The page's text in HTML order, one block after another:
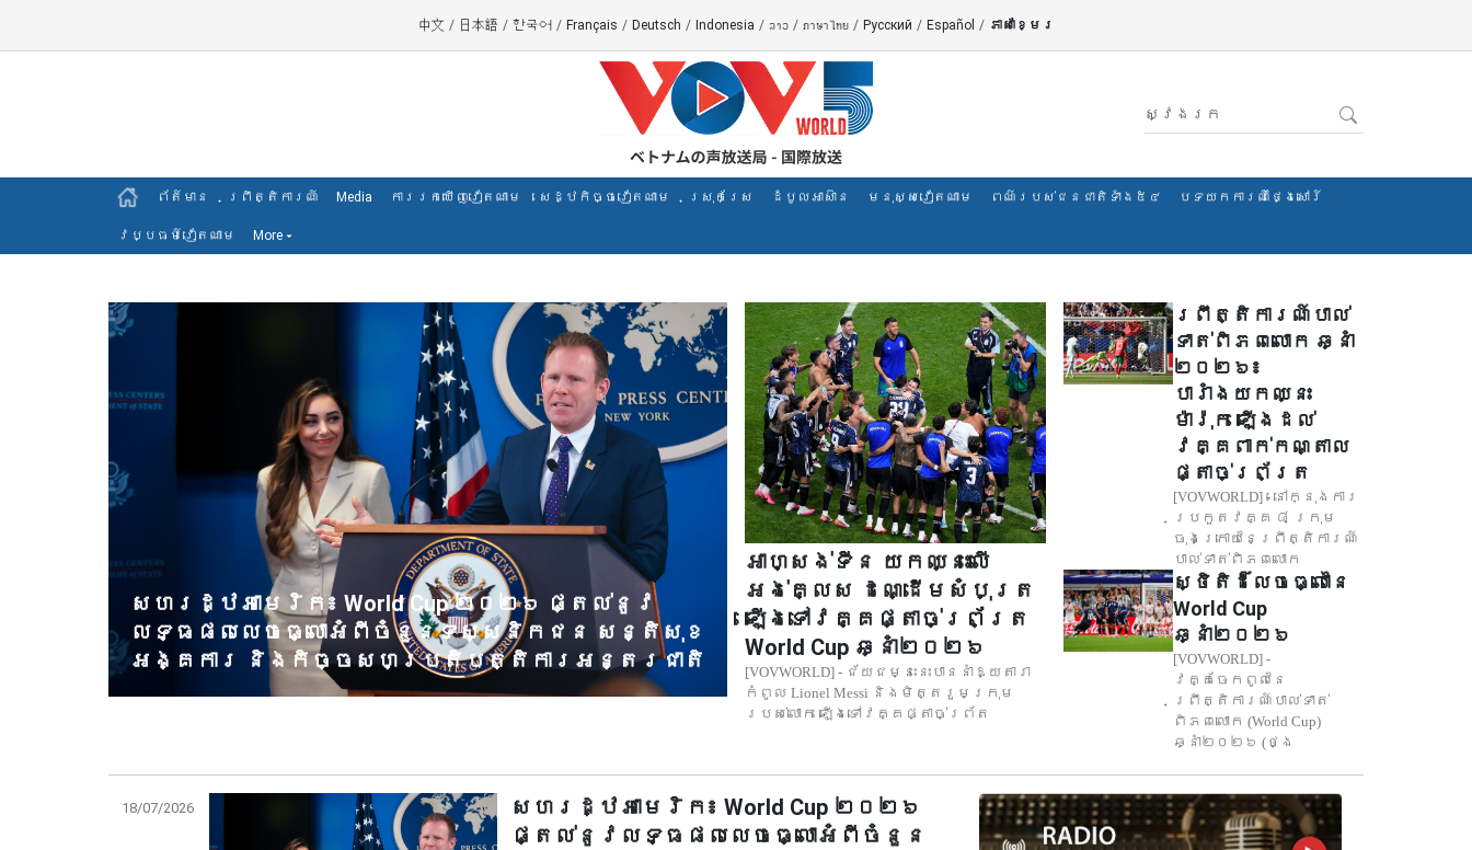
中文 / 日本語 / 한국어 / Français / Deutsch / Indonesia / ລາວ / ภาษาไทย / Русский / Español / ភាសាខ្មែរ
ព័ត៍មាន ព្រឹត្តិការណ៍ Media ការរកឃើញវៀតណាម សេដ្ឋកិច្ចវៀតណាម ស្រុកស្រែ ដំបូលអាស៊ាន មនុស្សវៀតណាម ពណ៌របស់ជនជាតិទាំង៥៤ បទយកការណ៍ថ្ងៃសៅរ៍
វប្បធម៍វៀតណាម More ▾
សហរដ្ឋអាមេរិក៖ World Cup ២០២៦ ផ្តល់នូវ
លទ្ធផលលេចធ្លោអំពីចំនួនទស្សនិកជន សន្តិសុខ
អង្គការ និងកិច្ចសហប្រតិបត្តិការអន្តរជាតិ
អាហ្សង់ទីន យកឈ្នះលើ
អង់គ្លេស ដណ្ដើមសំបុត្រ
ឡើងទៅវគ្គផ្តាច់ព្រ័ត្រ
World Cup ឆ្នាំ២០២៦
[VOVWORLD] - ជ័យជម្នះនេះបាននាំឱ្យតារា
កំពូល Lionel Messi និងមិត្តរួមក្រុម
របស់លោក ឡើងទៅវគ្គផ្តាច់ព្រ័ត
ព្រឹត្តិការណ៍បាល់
ទាត់ពិភពលោក ឆ្នាំ
២០២៦៖
បារាំងយកឈ្នះ
ម៉ារ៉ុក ឡើងដល់
វគ្គពាក់កណ្តាល
ផ្តាច់ព្រ័ត្រ
[VOVWORLD] - នៅក្នុងការ
ប្រកួតវគ្គ ៨ ក្រុម
ចុងក្រោយនៃព្រឹត្តិការណ៍
បាល់ទាត់ពិភពលោក
ស្ថិតិដ៏លេចធ្លោនៃ
World Cup
ឆ្នាំ២០២៦
[VOVWORLD] -
វគ្គចែកពូលនៃ
ព្រឹត្តិការណ៍បាល់ទាត់
ពិភពលោក (World Cup)
ឆ្នាំ២០២៦ (ថ្ង
18/07/2026
សហរដ្ឋអាមេរិក៖ World Cup ២០២៦
ផ្តល់នូវលទ្ធផលលេចធ្លោអំពីចំនួន